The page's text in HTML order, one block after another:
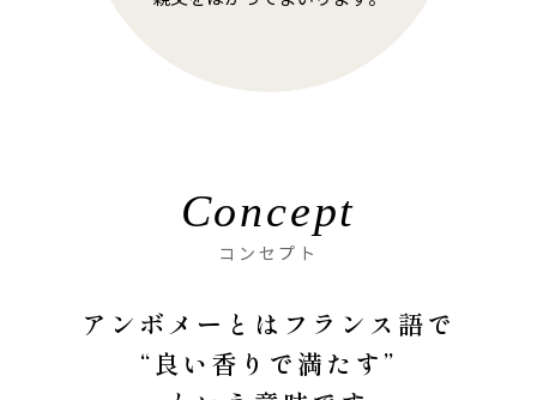
Concept
コンセプト
アンボメーとはフランス語で
“良い香りで満たす”